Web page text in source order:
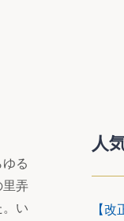
る
里弄
い
人
【